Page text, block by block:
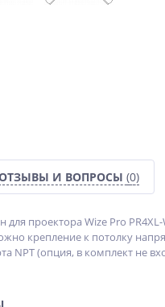
И ВОПРОСЫ (0)
проектора Wize Pro
крепление к потолку
NPT (опция, в комплект не